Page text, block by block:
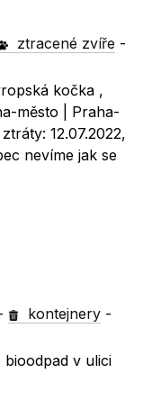
ztracené zvíře -
kočka ,
město | Praha-
12.07.2022,
nevíme jak se
kontejnery -
v ulici